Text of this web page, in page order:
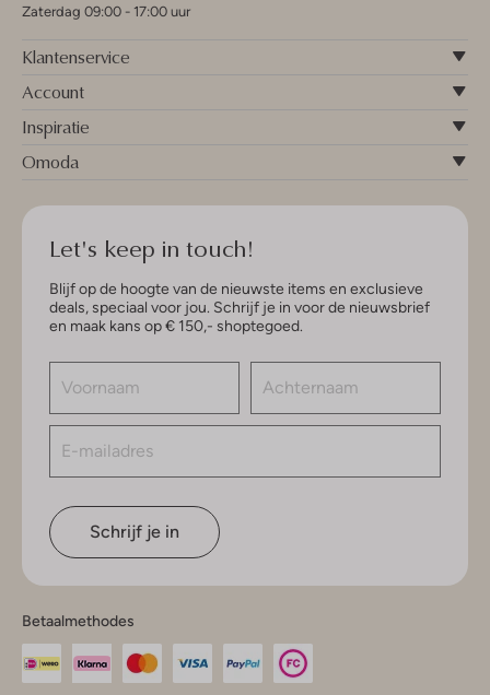
Zaterdag 09:00 - 17:00 uur
Klantenservice
Account
Inspiratie
Omoda
Let's keep in touch!
Blijf op de hoogte van de nieuwste items en exclusieve
deals, speciaal voor jou. Schrijf je in voor de nieuwsbrief
en maak kans op € 150,- shoptegoed.
Schrijf je in
Betaalmethodes